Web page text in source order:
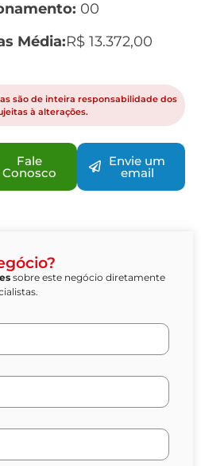
00
Média:R$ 13.372,00
são de inteira responsabilidade dos
à alterações.
Fale
Conosco
Envie um
email
sobre este negócio diretamente